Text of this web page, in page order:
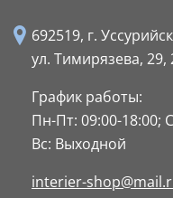
692519, г.
ул. Тимирязева, 29,
График работы:
Пн-Пт: 09:00-18:00;
Вс: Выходной
interier-